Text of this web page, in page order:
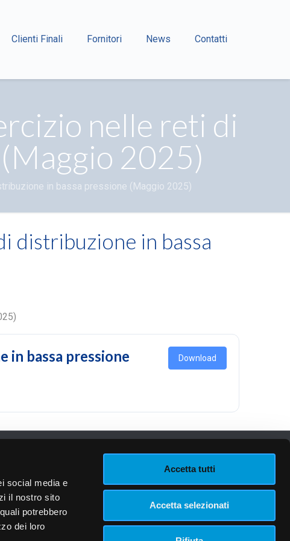
social media e
il nostro sito
potrebbero
dei loro
Accetta tutti
Accetta selezionati
Clienti Finali Fornitori News Contatti
nelle reti di
2025)
in bassa pressione (Maggio 2025)
distribuzione in bassa
in bassa pressione
Download
|Cookie Policy